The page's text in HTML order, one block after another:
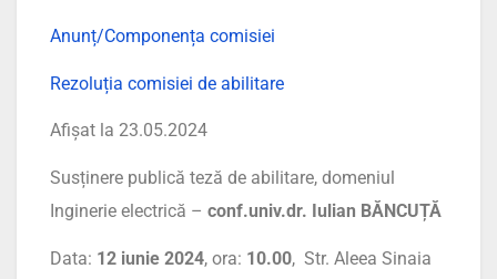
Anunț/Componența comisiei
Rezoluția comisiei de abilitare
Afișat la 23.05.2024
Susținere publică teză de abilitare, domeniul
Inginerie electrică – conf.univ.dr. Iulian BĂNCUȚĂ
Data: 12 iunie 2024, ora: 10.00, Str. Aleea Sinaia